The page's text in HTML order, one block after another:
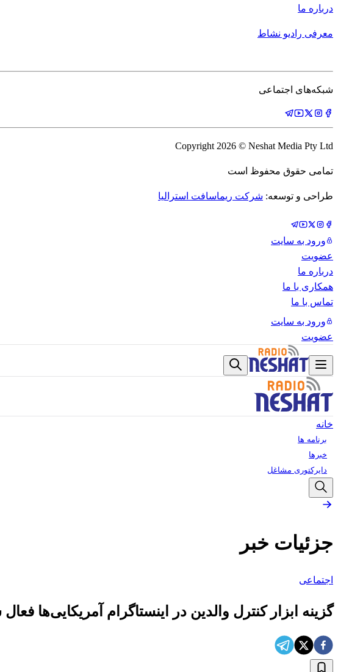
درباره ما
معرفی رادیو نشاط
شبکه‌های اجتماعی
Copyright 2026 © Neshat Media Pty Ltd
تمامی حقوق محفوظ است
طراحی و توسعه: شرکت ریماسافت استرالیا
ورود به سایت
عضویت
درباره ما
همکاری با ما
تماس با ما
ورود به سایت
عضویت
خانه
برنامه ها
خبرها
دایرکتوری مشاغل
جزئیات خبر
اجتماعی
گزینه ابزار کنترل والدین در اینستاگرام آمریکایی‌ها